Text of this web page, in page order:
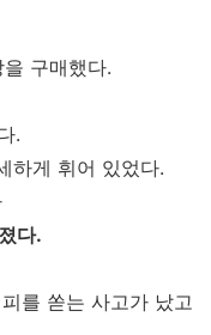
구매했다.
.
하게 휘어 있었다.
다.
를 쏟는 사고가 났고